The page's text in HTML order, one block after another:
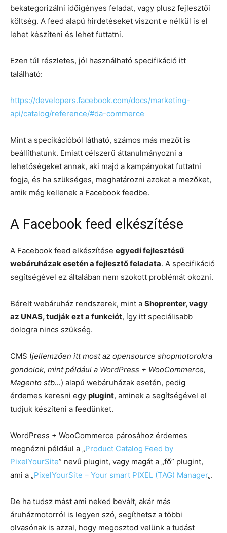
bekategorizálni időigényes feladat, vagy plusz fejlesztői
költség. A feed alapú hirdetéseket viszont e nélkül is el
lehet készíteni és lehet futtatni.
Ezen túl részletes, jól használható specifikáció itt
található:
https://developers.facebook.com/docs/marketing-
api/catalog/reference/#da-commerce
Mint a specikációból látható, számos más mezőt is
beállíthatunk. Emiatt célszerű áttanulmányozni a
lehetőségeket annak, aki majd a kampányokat futtatni
fogja, és ha szükséges, meghatározni azokat a mezőket,
amik még kellenek a Facebook feedbe.
A Facebook feed elkészítése
A Facebook feed elkészítése egyedi fejlesztésű
webáruházak esetén a fejlesztő feladata. A specifikáció
segítségével ez általában nem szokott problémát okozni.
Bérelt webáruház rendszerek, mint a Shoprenter, vagy
az UNAS, tudják ezt a funkciót, így itt speciálisabb
dologra nincs szükség.
CMS (jellemzően itt most az opensource shopmotorokra
gondolok, mint például a WordPress + WooCommerce,
Magento stb…) alapú webáruházak esetén, pedig
érdemes keresni egy plugint, aminek a segítségével el
tudjuk készíteni a feedünket.
WordPress + WooCommerce párosához érdemes
megnézni például a „Product Catalog Feed by
PixelYourSite” nevű plugint, vagy magát a „fő” plugint,
ami a „PixelYourSite – Your smart PIXEL (TAG) Manager„.
De ha tudsz mást ami neked bevált, akár más
áruházmotorról is legyen szó, segíthetsz a többi
olvasónak is azzal, hogy megosztod velünk a tudást